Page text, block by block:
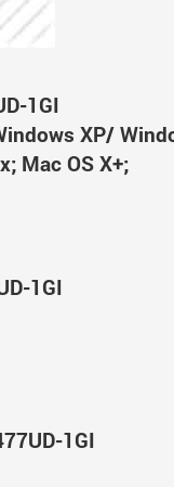
1GI
XP/
Mac OS X+;
1GI
1GI